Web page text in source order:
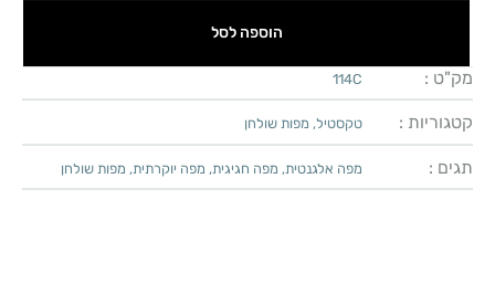
הוספה לסל
מק"ט : 114C
קטגוריות : טקסטיל, מפות שולחן
תגים : מפה אלגנטית, מפה חגיגית, מפה יוקרתית, מפות שולחן